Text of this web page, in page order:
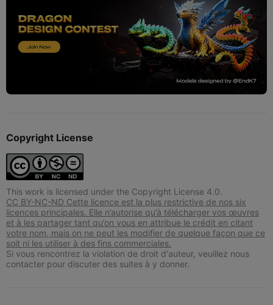
Copyright License
This work is licensed under the Copyright License 4.0.
CC BY-NC-ND Cette licence est la plus restrictive de nos six
licences principales. Elle n’autorise qu’à télécharger vos œuvres
et à les partager tant qu’on vous en attribue le crédit en citant
votre nom, mais on ne peut les modifier de quelque façon que ce
soit ni les utiliser à des fins commerciales.
Si vous rencontrez la violation de droit d'auteur, veuillez nous
contacter pour discuter des suites à y donner.